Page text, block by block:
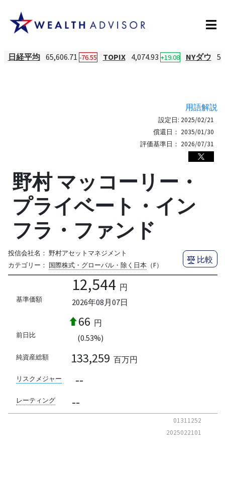
日経平均 65,606.71 -76.55 TOPIX 4,074.93 +19.08 NYダウ
用語解説
設定日: 2025/02/21
償還日： 2035/01/30
評価基準日： 2026/07/31
野村 マッコーリー・
プライベート・イン
フラ・ファンド
投信会社名： 野村アセットマネジメント
カテゴリー： 国際株式・グローバル・除く日本（F）
比較
基準価額
12,544 円
2026年08月07日
前日比
66 円
(0.53%)
純資産総額 133,259 百万円
リスクメジャー --
レーティング --
01311252
2025022101